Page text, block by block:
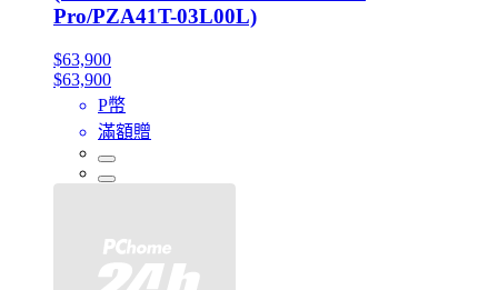
Pro/PZA41T-03L00L)
$63,900
$63,900
P幣
滿額贈